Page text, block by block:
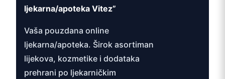
ljekarna/apoteka Vitez”
Vaša pouzdana online
ljekarna/apoteka. Širok asortiman
lijekova, kozmetike i dodataka
prehrani po ljekarničkim